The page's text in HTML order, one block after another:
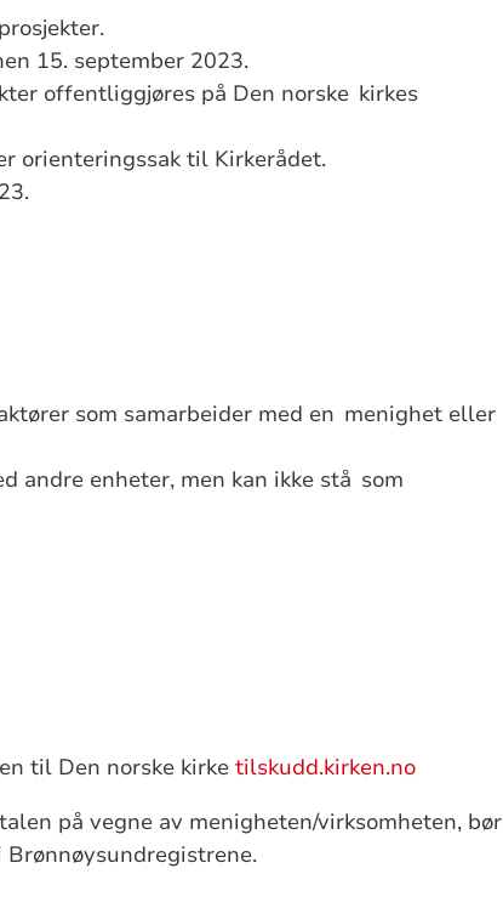
15. september 2023.
offentliggjøres på Den norske kirkes
orienteringssak til Kirkerådet.
som samarbeider med en menighet eller
andre enheter, men kan ikke stå som
til Den norske kirke tilskudd.kirken.no
på vegne av menigheten/virksomheten, bør